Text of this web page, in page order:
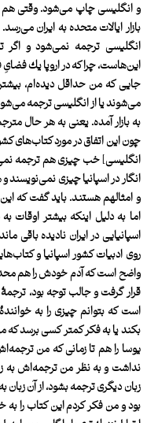
و انگليسی چاپ می‌شود. وقتی هم
بازار ايالات ‌متحده به ايران
انگليسی ترجمه نمی‌شود و اگر
اين‌هاست، چرا كه در اروپا يك
جايی كه من حداقل ديده‌ام، بيشتر
می‌شوند يا از انگليسی ترجمه
به بازار آمده. يعنی به هر حال
چون اين اتفاق در مورد كتاب‌های
انگليسی] خب چيزی هم ترجمه
انگار در اسپانيا چيزی نمی‌نويسند
و امثالهم هستند. بايد گفت كه اين‌
اما به دليل اينكه بيشتر
اسپانيايی در ايران ناديده باقی
روی ادبيات كشور اسپانيا و
واضح است كه آدم خودش را هم
قرار گرفت و جالب توجه بود،
است كه بتوانم‌ چيزی را به
بكند يا به فكر كمتر كسی برسد كه
‌يوسا را هم تا زمانی كه من
نداشت و به نظر من ترجمه‌اش به
زبان ديگری ترجمه بشود، از آن
بود و من فكر كردم اين كتاب را به